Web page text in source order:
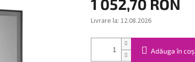
1 052,70 RON
Evaluare
Livrare la: 12.08.2026
Adăuga în coş